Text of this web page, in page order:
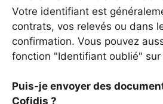
Votre identifiant est
contrats, vos relevés ou dans
confirmation. Vous pouvez
fonction "Identifiant oublié" sur
Puis-je envoyer des
Cofidis ?